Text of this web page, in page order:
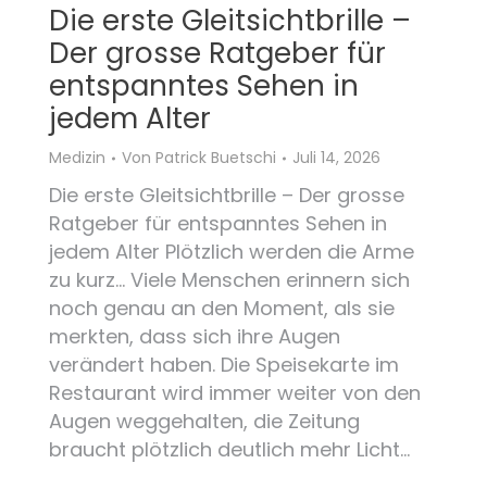
Die erste Gleitsichtbrille –
Der grosse Ratgeber für
entspanntes Sehen in
jedem Alter
Medizin Von Patrick Buetschi Juli 14, 2026
Die erste Gleitsichtbrille – Der grosse
Ratgeber für entspanntes Sehen in
jedem Alter Plötzlich werden die Arme
zu kurz… Viele Menschen erinnern sich
noch genau an den Moment, als sie
merkten, dass sich ihre Augen
verändert haben. Die Speisekarte im
Restaurant wird immer weiter von den
Augen weggehalten, die Zeitung
braucht plötzlich deutlich mehr Licht…